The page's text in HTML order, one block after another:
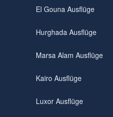
El Gouna Ausflüge
Hurghada Ausflüge
Marsa Alam Ausflüge
Kairo Ausflüge
Luxor Ausflüge